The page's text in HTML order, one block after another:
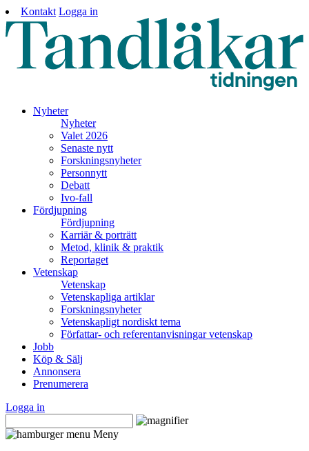
Kontakt Logga in
Nyheter
Nyheter
Valet 2026
Senaste nytt
Forskningsnyheter
Personnytt
Debatt
Ivo-fall
Fördjupning
Fördjupning
Karriär & porträtt
Metod, klinik & praktik
Reportaget
Vetenskap
Vetenskap
Vetenskapliga artiklar
Forskningsnyheter
Vetenskapligt nordiskt tema
Författar- och referentanvisningar vetenskap
Jobb
Köp & Sälj
Annonsera
Prenumerera
Logga in
Meny